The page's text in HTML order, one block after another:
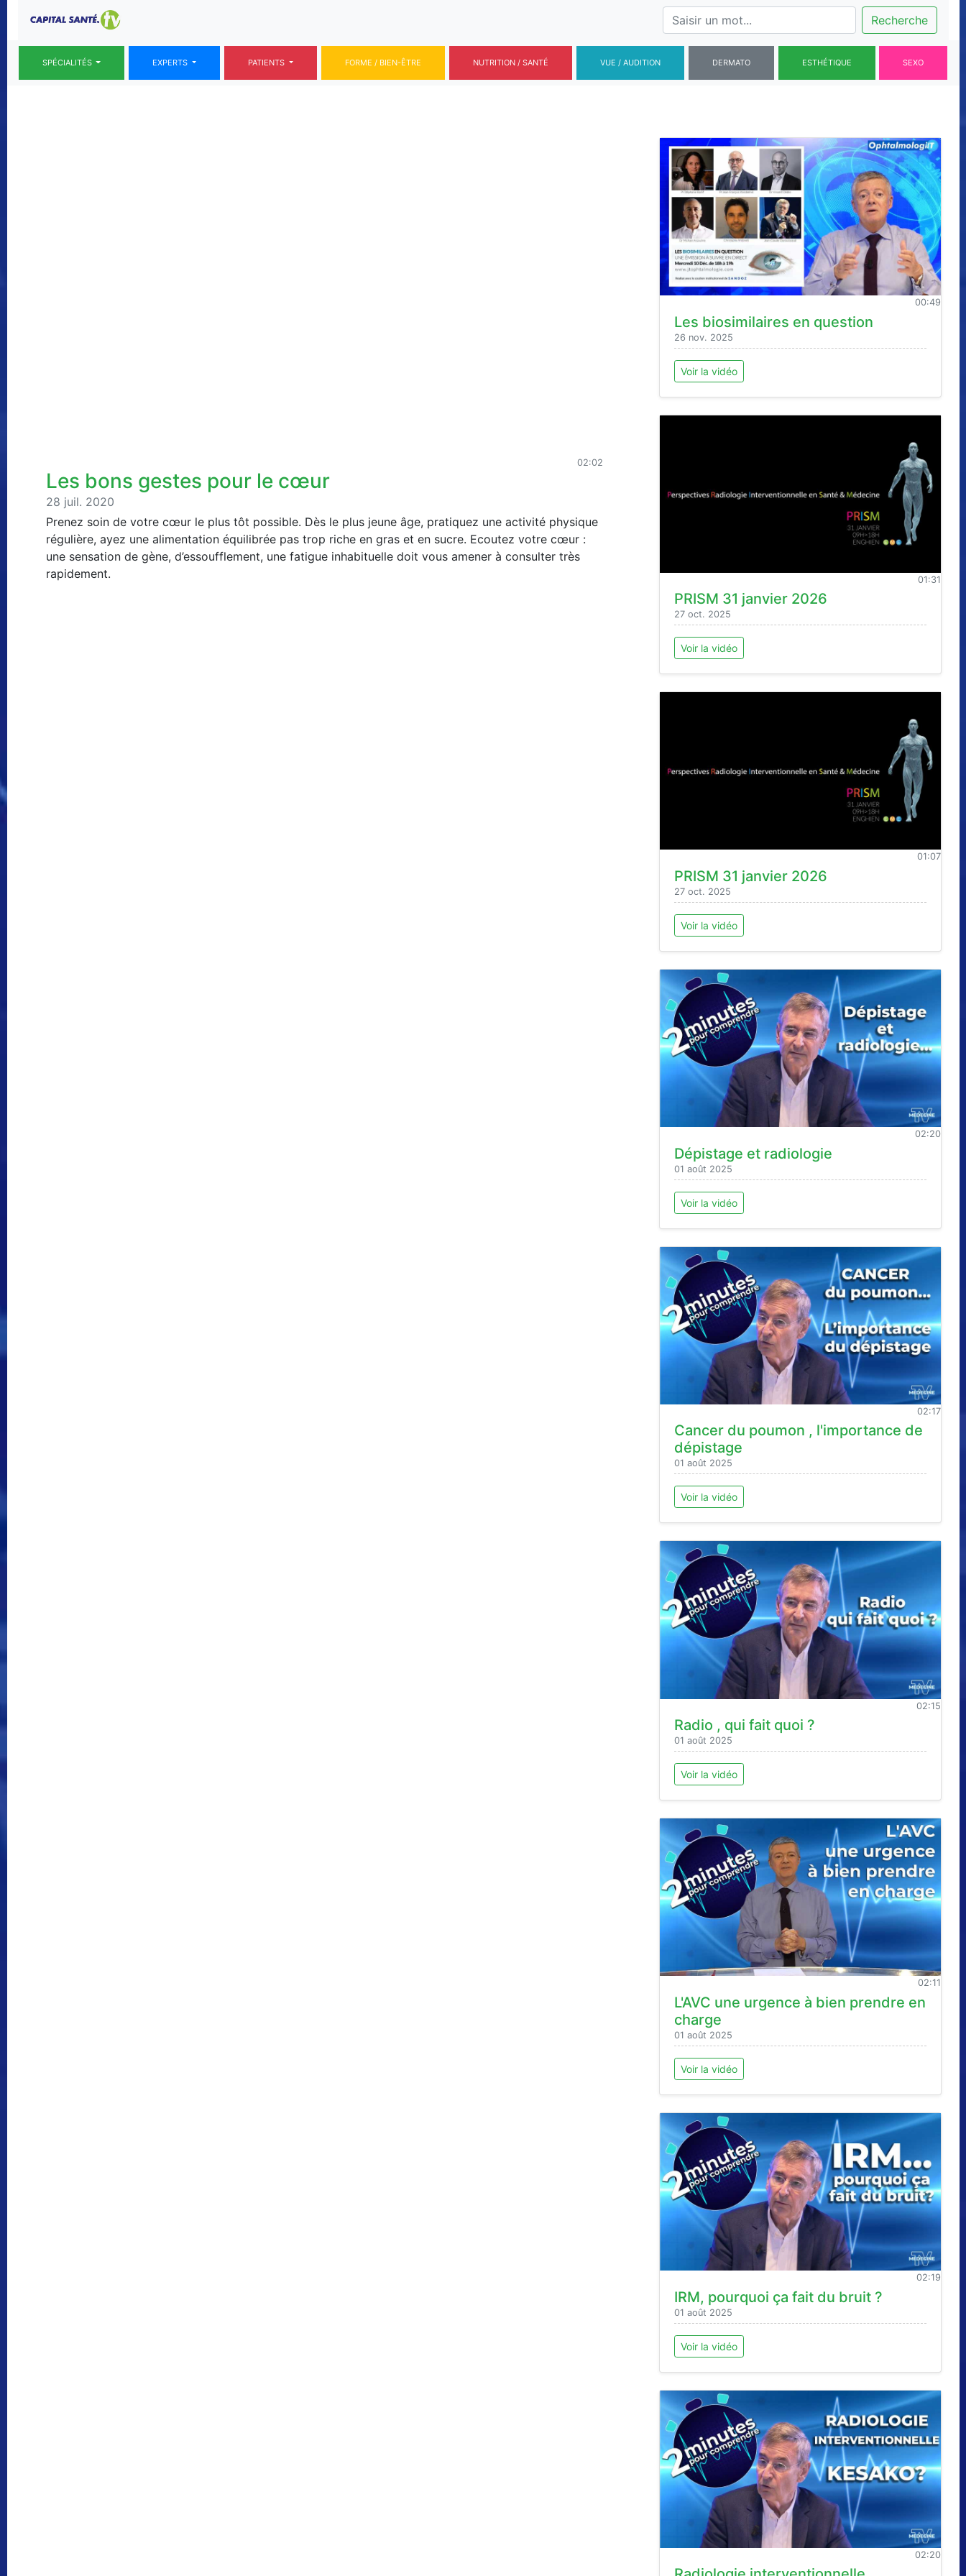
Recherche
SPÉCIALITÉS EXPERTS PATIENTS FORME / BIEN-ÊTRE NUTRITION / SANTÉ VUE / AUDITION DERMATO ESTHÉTIQUE SEXO
02:02
Les bons gestes pour le cœur
28 juil. 2020
Prenez soin de votre cœur le plus tôt possible. Dès le plus jeune âge, pratiquez une activité physique
régulière, ayez une alimentation équilibrée pas trop riche en gras et en sucre. Ecoutez votre cœur :
une sensation de gène, d’essoufflement, une fatigue inhabituelle doit vous amener à consulter très
rapidement.
00:49
Les biosimilaires en question
26 nov. 2025
Voir la vidéo
01:31
PRISM 31 janvier 2026
27 oct. 2025
Voir la vidéo
01:07
PRISM 31 janvier 2026
27 oct. 2025
Voir la vidéo
02:20
Dépistage et radiologie
01 août 2025
Voir la vidéo
02:17
Cancer du poumon , l'importance de
dépistage
01 août 2025
Voir la vidéo
02:15
Radio , qui fait quoi ?
01 août 2025
Voir la vidéo
02:11
L'AVC une urgence à bien prendre en
charge
01 août 2025
Voir la vidéo
02:19
IRM, pourquoi ça fait du bruit ?
01 août 2025
Voir la vidéo
02:20